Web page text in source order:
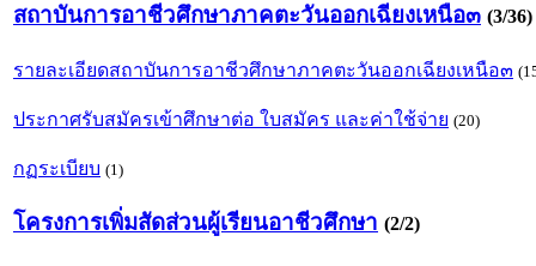
สถาบันการอาชีวศึกษาภาคตะวันออกเฉียงเหนือ๓ (3/36)
รายละเอียดสถาบันการอาชีวศึกษาภาคตะวันออกเฉียงเหนือ๓
ประกาศรับสมัครเข้าศึกษาต่อ ใบสมัคร และค่าใช้จ่าย (20)
กฏระเบียบ (1)
โครงการเพิ่มสัดส่วนผู้เรียนอาชีวศึกษา (2/2)